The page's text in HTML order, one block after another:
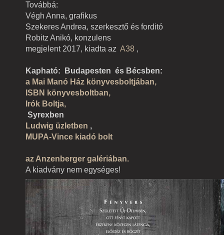
Továbbá:
Végh Anna, grafikus
Szekeres Andrea, szerkesztő és forditó
Robitz Anikó, konzulens
megjelent 2017, kiadta az A38 ,
Kapható: Budapesten és Bécsben:
a Mai Manó Ház könyvesboltjában,
ISBN könyvesboltban,
Irók Boltja,
Syrexben
Ludwig üzletben ,
MUPA-Vince kiadó bolt
az Anzenberger galériában.
A kiadvány nem egységes!